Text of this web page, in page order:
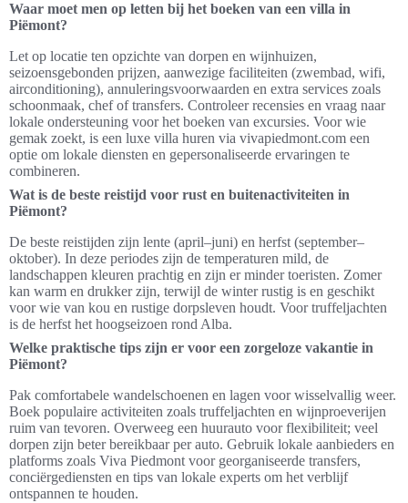
Waar moet men op letten bij het boeken van een villa in
Piëmont?
Let op locatie ten opzichte van dorpen en wijnhuizen,
seizoensgebonden prijzen, aanwezige faciliteiten (zwembad, wifi,
airconditioning), annuleringsvoorwaarden en extra services zoals
schoonmaak, chef of transfers. Controleer recensies en vraag naar
lokale ondersteuning voor het boeken van excursies. Voor wie
gemak zoekt, is een luxe villa huren via vivapiedmont.com een
optie om lokale diensten en gepersonaliseerde ervaringen te
combineren.
Wat is de beste reistijd voor rust en buitenactiviteiten in
Piëmont?
De beste reistijden zijn lente (april–juni) en herfst (september–
oktober). In deze periodes zijn de temperaturen mild, de
landschappen kleuren prachtig en zijn er minder toeristen. Zomer
kan warm en drukker zijn, terwijl de winter rustig is en geschikt
voor wie van kou en rustige dorpsleven houdt. Voor truffeljachten
is de herfst het hoogseizoen rond Alba.
Welke praktische tips zijn er voor een zorgeloze vakantie in
Piëmont?
Pak comfortabele wandelschoenen en lagen voor wisselvallig weer.
Boek populaire activiteiten zoals truffeljachten en wijnproeverijen
ruim van tevoren. Overweeg een huurauto voor flexibiliteit; veel
dorpen zijn beter bereikbaar per auto. Gebruik lokale aanbieders en
platforms zoals Viva Piedmont voor georganiseerde transfers,
conciërgediensten en tips van lokale experts om het verblijf
ontspannen te houden.